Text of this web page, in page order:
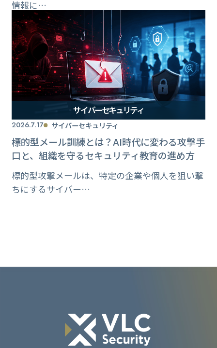
情報に…
サイバーセキュリティ
2026.7.17 サイバーセキュリティ
標的型メール訓練とは？AI時代に変わる攻撃手
口と、組織を守るセキュリティ教育の進め方
標的型攻撃メールは、特定の企業や個人を狙い撃
ちにするサイバー…